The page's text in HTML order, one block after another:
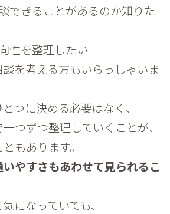
できることがあるのか知りた
性を整理したい
を考える方もいらっしゃいま
つに決める必要はなく、
つずつ整理していくことが、
もあります。
やすさもあわせて見られるこ
になっていても、